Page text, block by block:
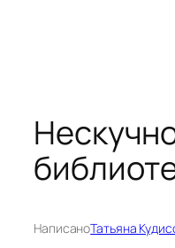
НаписаноТатьяна